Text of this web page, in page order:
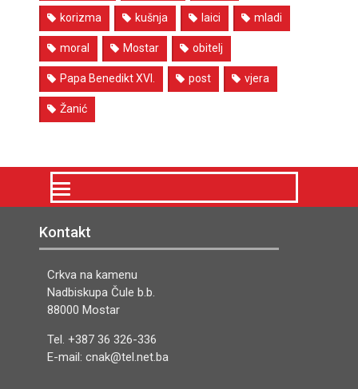
korizma kušnja laici mladi
moral Mostar obitelj
Papa Benedikt XVI. post vjera
Žanić
Kontakt
Crkva na kamenu
Nadbiskupa Čule b.b.
88000 Mostar
Tel. +387 36 326-336
E-mail: cnak@tel.net.ba